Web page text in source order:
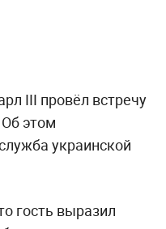
III провёл встречу
этом
украинской
гость выразил